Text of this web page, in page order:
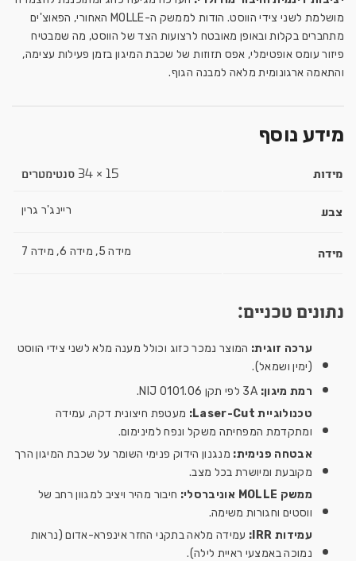
מושלמת לשני צידי הווסט. הודות לממשק ה-MOLLE האחורי, הפאוצ'ים
מתחברים בקלות ובאופן מאובטח לרצועות הצד של הווסט, מה שמבטיח
פיזור עומס אופטימלי, אפס תזוזות של שכבת המיגון בזמן פעילות עצימה,
והתאמה ארגונומית מלאה למבנה הגוף.
מידע נוסף
מידות
15 × 34 סנטימטרים
צבע
ריינג'ר גרין
מידה מידה 5, מידה 6, מידה 7
נתונים טכניים:
ערכה זוגית: המוצר נמכר כזוג וכולל מענה מלא לשני צידי הווסט
(ימין ושמאל).
רמת מיגון:
טכנולוגיית Laser-Cut:
מעטפת חיצונית דקה, עמידה
ומתקדמת המפחיתה משקל ונפח למינימום.
אבטחה פנימית: מנגנון הידוק פנימי השומר על שכבת המיגון הרך
מקובעת ומיושרת בכל מצב.
ממשק MOLLE אוניברסלי:
חיבור מהיר ויציב למגוון רחב של
ווסטים וחגורות משימה.
עמידות IRR:
עמידה מלאה בתקני החזר אינפרא-אדום (נראות
נמוכה באמצעי ראיית לילה).